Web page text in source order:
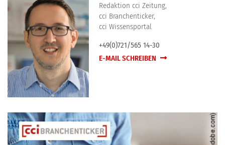
Redaktion cci Zeitung,
cci Branchenticker,
cci Wissensportal
+49(0)721/565 14-30
E-MAIL SCHREIBEN